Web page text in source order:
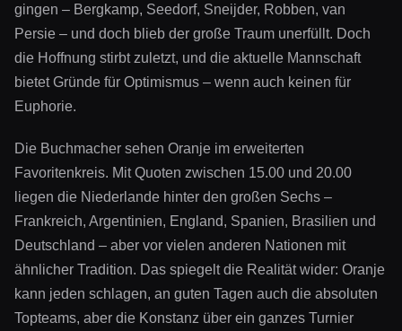
gingen – Bergkamp, Seedorf, Sneijder, Robben, van
Persie – und doch blieb der große Traum unerfüllt. Doch
die Hoffnung stirbt zuletzt, und die aktuelle Mannschaft
bietet Gründe für Optimismus – wenn auch keinen für
Euphorie.
Die Buchmacher sehen Oranje im erweiterten
Favoritenkreis. Mit Quoten zwischen 15.00 und 20.00
liegen die Niederlande hinter den großen Sechs –
Frankreich, Argentinien, England, Spanien, Brasilien und
Deutschland – aber vor vielen anderen Nationen mit
ähnlicher Tradition. Das spiegelt die Realität wider: Oranje
kann jeden schlagen, an guten Tagen auch die absoluten
Topteams, aber die Konstanz über ein ganzes Turnier